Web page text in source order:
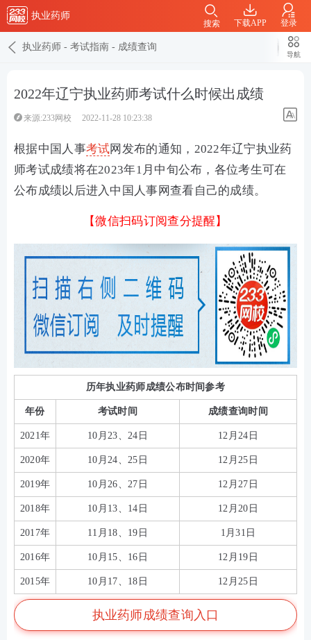
执业药师
下载APP 登录
搜索
执业药师 - 考试指南 - 成绩查询
导航
2022年辽宁执业药师考试什么时候出成绩
来源:233网校 2022-11-28 10:23:38
根据中国人事考试网发布的通知，2022年辽宁执业药
师考试成绩将在2023年1月中旬公布，各位考生可在
公布成绩以后进入中国人事网查看自己的成绩。
【微信扫码订阅查分提醒】
历年执业药师成绩公布时间参考
年份 考试时间 成绩查询时间
2021年 10月23、24日 12月24日
2020年 10月24、25日 12月25日
2019年 10月26、27日 12月27日
2018年 10月13、14日 12月20日
2017年 11月18、19日 1月31日
2016年 10月15、16日 12月19日
2015年 10月17、18日 12月25日
执业药师成绩查询入口